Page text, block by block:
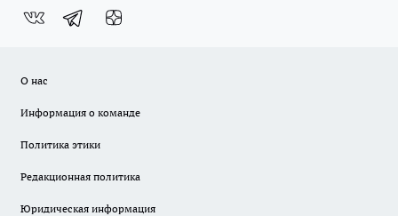
О нас
Информация о команде
Политика этики
Редакционная политика
Юридическая информация